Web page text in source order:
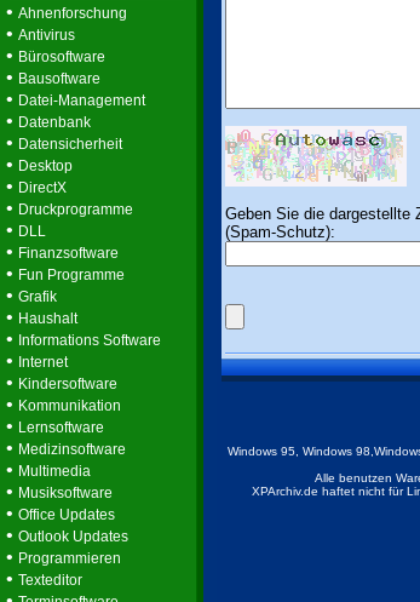
• Ahnenforschung
• Antivirus
• Bürosoftware
• Bausoftware
• Datei-Management
• Datenbank
• Datensicherheit
• Desktop
• DirectX
• Druckprogramme
• DLL
• Finanzsoftware
• Fun Programme
• Grafik
• Haushalt
• Informations Software
• Internet
• Kindersoftware
• Kommunikation
• Lernsoftware
• Medizinsoftware
• Multimedia
• Musiksoftware
• Office Updates
• Outlook Updates
• Programmieren
• Texteditor
Geben Sie die dargestellte
(Spam-Schutz):
Windows 95, Windows
Alle benutzen
XPArchiv.de haftet nicht für